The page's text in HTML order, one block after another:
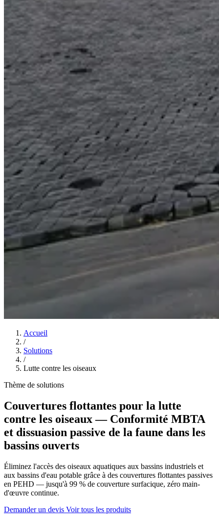
Accueil
/
Solutions
/
Lutte contre les oiseaux
Thème de solutions
Couvertures flottantes pour la lutte
contre les oiseaux — Conformité MBTA
et dissuasion passive de la faune dans les
bassins ouverts
Éliminez l'accès des oiseaux aquatiques aux bassins industriels et
aux bassins d'eau potable grâce à des couvertures flottantes passives
en PEHD — jusqu'à 99 % de couverture surfacique, zéro main-
d'œuvre continue.
Demander un devis Voir tous les produits